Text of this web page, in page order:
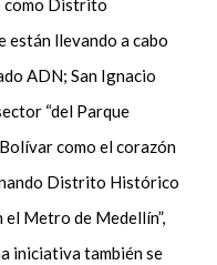
como Distrito
están llevando a cabo
ADN; San Ignacio
“del Parque
como el corazón
Distrito Histórico
Metro de Medellín”,
iniciativa también se